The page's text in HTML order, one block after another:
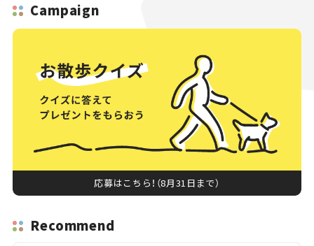
Campaign
応募はこちら！（8月31日まで）
Recommend